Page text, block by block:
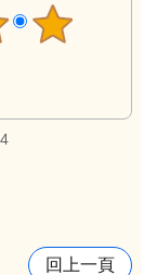
回上一頁